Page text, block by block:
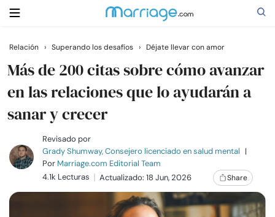
Buscar
Casarse
Relaciones
Familia
Relación › Superando los desafíos › Déjate llevar con amor
Más de 200 citas sobre cómo avanzar
en las relaciones que lo ayudarán a
sanar y crecer
Revisado por
Grady Shumway, Consejero licenciado en salud mental |
Por Marriage.com Editorial Team
4.1k Lecturas
Actualizado: 18 Jun, 2026 Share